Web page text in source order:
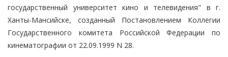
государственный университет кино и телевидения" в г.
Ханты-Мансийске, созданный Постановлением Коллегии
Государственного комитета Российской Федерации по
кинематографии от 22.09.1999 N 28.